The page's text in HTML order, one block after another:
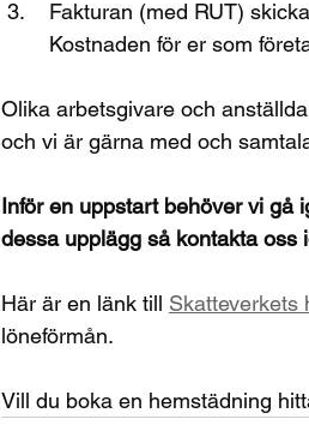
3.	Fakturan (med RUT)
Kostnaden för er som
Olika arbetsgivare och
och vi är gärna med och
Inför en uppstart behöver vi gå
dessa upplägg så kontakta oss
Här är en länk till Skatteverkets
löneförmån.
Vill du boka en hemstädning